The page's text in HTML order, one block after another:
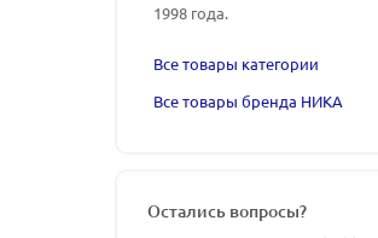
1998 года.
Все товары категории
Все товары бренда НИКА
Остались вопросы?